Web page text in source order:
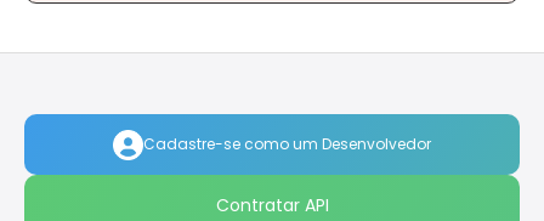
Cadastre-se como um Desenvolvedor
Contratar API